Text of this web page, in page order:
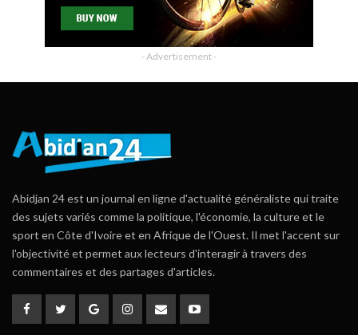
- Advertisement -
Abidjan 24 est un journal en ligne d'actualité généraliste qui traite
des sujets variés comme la politique, l'économie, la culture et le
sport en Côte d'Ivoire et en Afrique de l'Ouest. Il met l'accent sur
l'objectivité et permet aux lecteurs d'interagir à travers des
commentaires et des partages d'articles.